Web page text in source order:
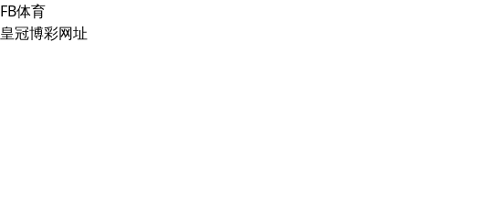
FB体育
皇冠博彩网址